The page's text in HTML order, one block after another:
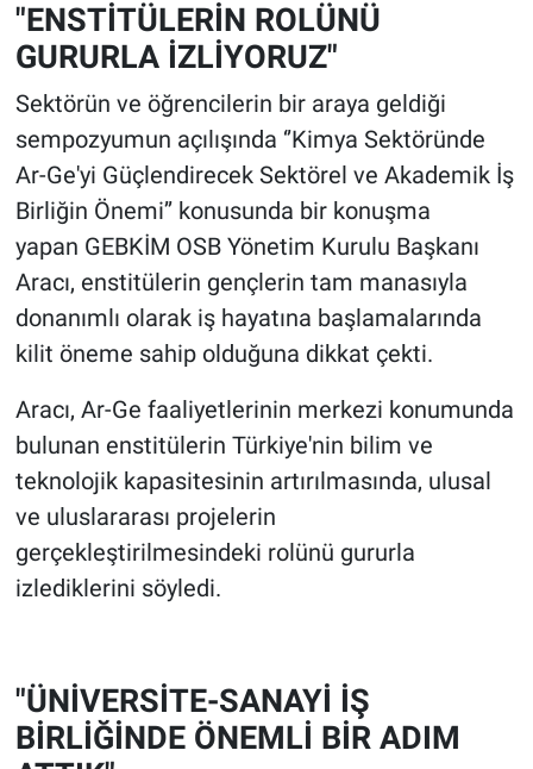
"ENSTİTÜLERİN ROLÜNÜ
GURURLA İZLİYORUZ"
Sektörün ve öğrencilerin bir araya geldiği
sempozyumun açılışında ‘’Kimya Sektöründe
Ar-Ge'yi Güçlendirecek Sektörel ve Akademik İş
Birliğin Önemi’’ konusunda bir konuşma
yapan GEBKİM OSB Yönetim Kurulu Başkanı
Aracı, enstitülerin gençlerin tam manasıyla
donanımlı olarak iş hayatına başlamalarında
kilit öneme sahip olduğuna dikkat çekti.
Aracı, Ar-Ge faaliyetlerinin merkezi konumunda
bulunan enstitülerin Türkiye'nin bilim ve
teknolojik kapasitesinin artırılmasında, ulusal
ve uluslararası projelerin
gerçekleştirilmesindeki rolünü gururla
izlediklerini söyledi.
"ÜNİVERSİTE-SANAYİ İŞ
BİRLİĞİNDE ÖNEMLİ BİR ADIM